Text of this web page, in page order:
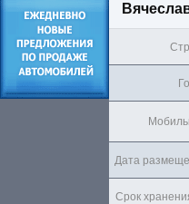
Дата
Срок